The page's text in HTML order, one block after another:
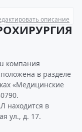
описание
компания
в разделе
«Медицинские
в
ул., д. 17.